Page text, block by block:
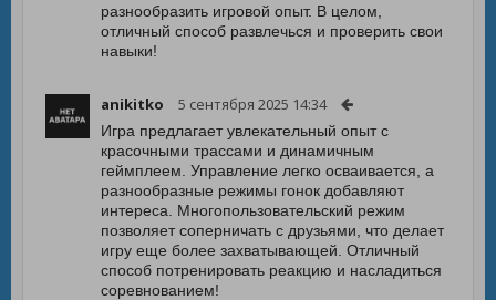
разнообразить игровой опыт. В целом,
отличный способ развлечься и проверить свои
навыки!
anikitko 5 сентября 2025 14:34
Игра предлагает увлекательный опыт с
красочными трассами и динамичным
геймплеем. Управление легко осваивается, а
разнообразные режимы гонок добавляют
интереса. Многопользовательский режим
позволяет соперничать с друзьями, что делает
игру еще более захватывающей. Отличный
способ потренировать реакцию и насладиться
соревнованием!